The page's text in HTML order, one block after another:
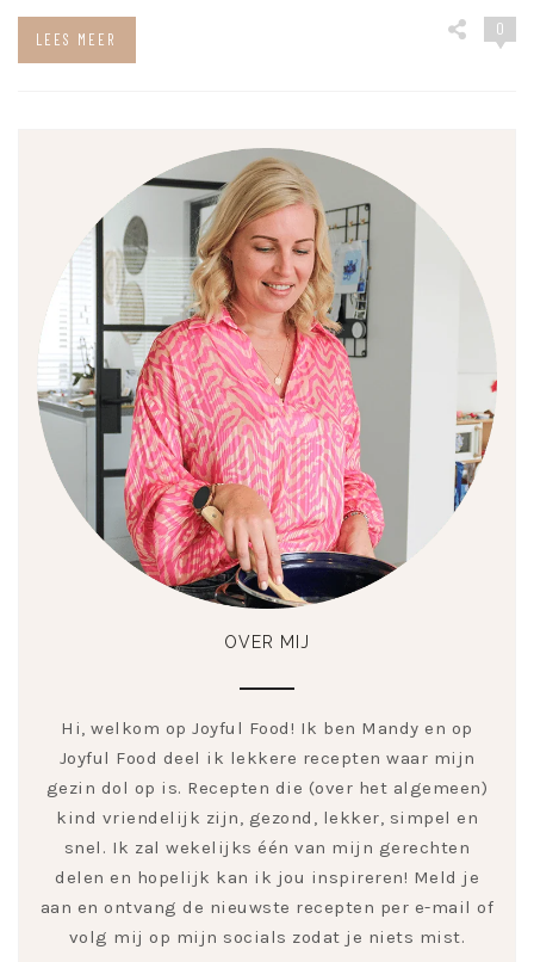
LEES MEER
0
OVER MIJ
Hi, welkom op Joyful Food! Ik ben Mandy en op
Joyful Food deel ik lekkere recepten waar mijn
gezin dol op is. Recepten die (over het algemeen)
kind vriendelijk zijn, gezond, lekker, simpel en
snel. Ik zal wekelijks één van mijn gerechten
delen en hopelijk kan ik jou inspireren! Meld je
aan en ontvang de nieuwste recepten per e-mail of
volg mij op mijn socials zodat je niets mist.